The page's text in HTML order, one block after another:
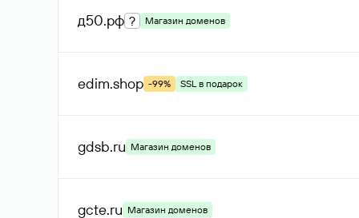
д50.рф ? Магазин доменов
edim.shop -99% SSL в подарок
gdsb.ru Магазин доменов
gcte.ru Магазин доменов